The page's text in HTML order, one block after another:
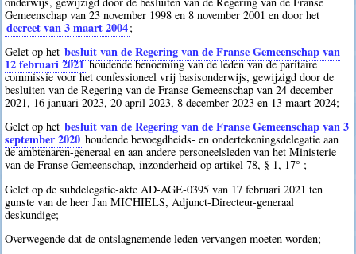
Gemeenschap van 23 november 1998 en 8 november 2001 en door het
decreet van 3 maart 2004;
Gelet op het besluit van de Regering van de Franse Gemeenschap van
12 februari 2021houdende benoeming van de leden van de paritaire
commissie voor het confessioneel vrij basisonderwijs, gewijzigd door de
besluiten van de Regering van de Franse Gemeenschap van 24 december
2021, 16 januari 2023, 20 april 2023, 8 december 2023 en 13 maart 2024;
Gelet op het besluit van de Regering van de Franse Gemeenschap van 3
september 2020houdende bevoegdheids- en ondertekeningsdelegatie aan
de ambtenaren-generaal en aan andere personeelsleden van het Ministerie
van de Franse Gemeenschap, inzonderheid op artikel 78, § 1, 17° ;
Gelet op de subdelegatie-akte AD-AGE-0395 van 17 februari 2021 ten
gunste van de heer Jan MICHIELS, Adjunct-Directeur-generaal
deskundige;
Overwegende dat de ontslagnemende leden vervangen moeten worden;